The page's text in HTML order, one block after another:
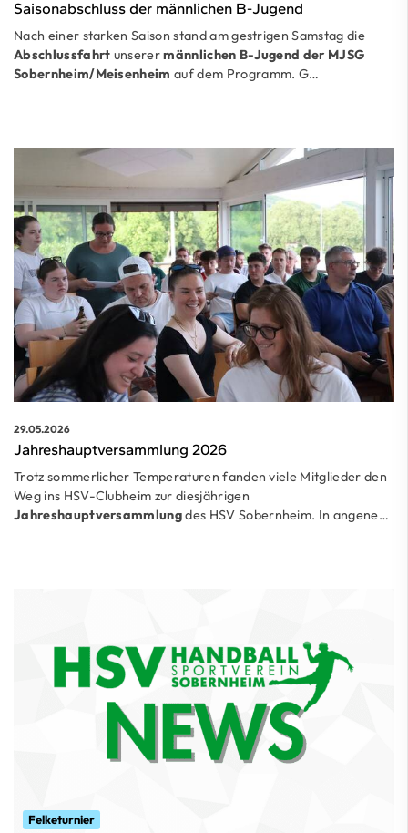
Saisonabschluss der männlichen B-Jugend
Nach einer starken Saison stand am gestrigen Samstag die
Abschlussfahrt unserermännlichen B-Jugend der MJSG
Sobernheim/Meisenheim auf dem Programm. G…
29.05.2026
Jahreshauptversammlung 2026
Trotz sommerlicher Temperaturen fanden viele Mitglieder den
Weg ins HSV-Clubheim zur diesjährigen
Jahreshauptversammlungdes HSV Sobernheim. In angene…
Felketurnier